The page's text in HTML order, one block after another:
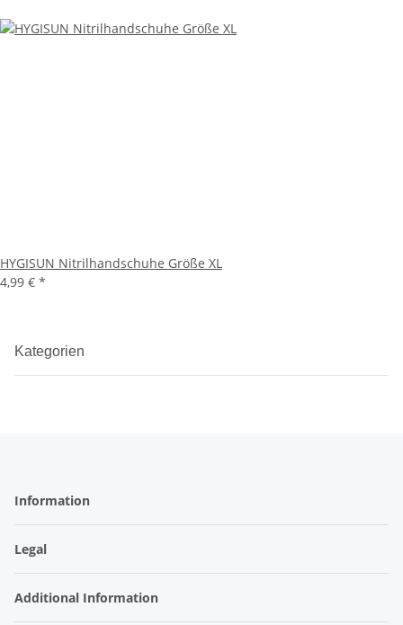
HYGISUN Nitrilhandschuhe Größe XL
4,99 € *
Kategorien
Information
Legal
Additional Information